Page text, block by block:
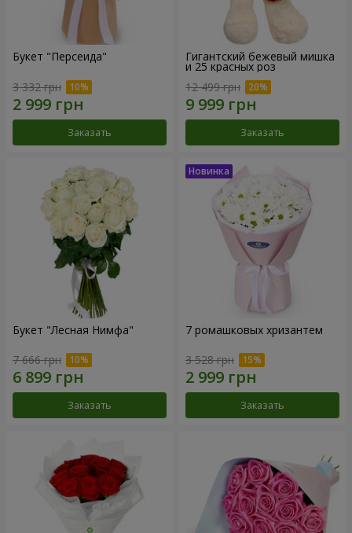
Букет "Персеида"
3 332 грн
Заказать
Гигантский бежевый мишка
и 25 красных роз
12 499 грн
Заказать
Букет "Лесная Нимфа"
7 666 грн
Заказать
7 ромашковых хризантем
3 528 грн
Заказать